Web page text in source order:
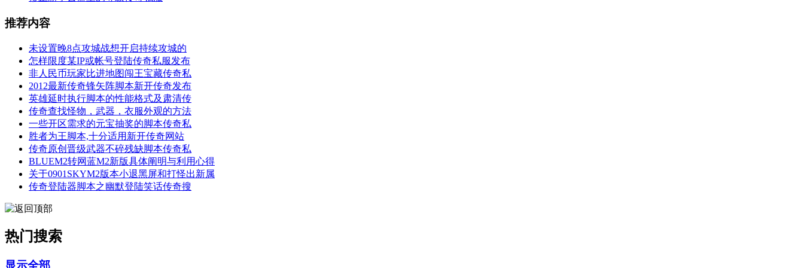
推荐内容
未设置晚8点攻城战想开启持续攻城的
怎样限度某IP或帐号登陆传奇私服发布
非人民币玩家比进地图闯王宝藏传奇私
2012最新传奇锋矢阵脚本新开传奇发布
英雄延时执行脚本的性能格式及肃清传
传奇查找怪物，武器，衣服外观的方法
一些开区需求的元宝抽奖的脚本传奇私
胜者为王脚本,十分适用新开传奇网站
传奇原创晋级武器不碎残缺脚本传奇私
BLUEM2转网蓝M2新版具体阐明与利用心得
关于0901SKYM2版本小退黑屏和打怪出新属
传奇登陆器脚本之幽默登陆笑话传奇搜
热门搜索